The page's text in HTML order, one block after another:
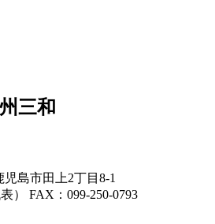
島市田上2丁目8-1
表） FAX：099-250-0793